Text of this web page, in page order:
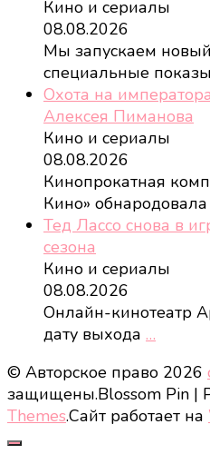
Кино и сериалы
08.08.2026
Мы запускаем
специальные показы
Охота на
Алексея Пиманова
Кино и сериалы
08.08.2026
Кинопрокатная
Кино» обнародовала
Тед Лассо снова в
сезона
Кино и сериалы
08.08.2026
Онлайн-кинотеатр
дату выхода …
© Авторское право 2026
защищены.Blossom Pin |
Themes.Сайт работает на